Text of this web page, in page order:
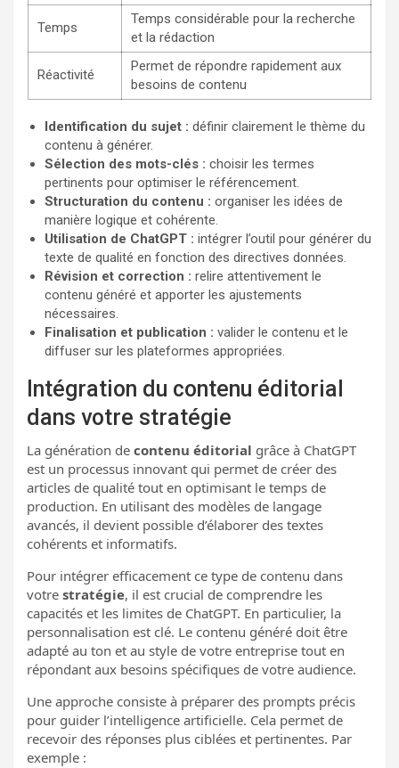
Temps
Temps considérable pour la recherche
et la rédaction
Réactivité
Permet de répondre rapidement aux
besoins de contenu
Identification du sujet : définir clairement le thème du
contenu à générer.
Sélection des mots-clés : choisir les termes
pertinents pour optimiser le référencement.
Structuration du contenu : organiser les idées de
manière logique et cohérente.
Utilisation de ChatGPT : intégrer l’outil pour générer du
texte de qualité en fonction des directives données.
Révision et correction : relire attentivement le
contenu généré et apporter les ajustements
nécessaires.
Finalisation et publication : valider le contenu et le
diffuser sur les plateformes appropriées.
Intégration du contenu éditorial
dans votre stratégie
La génération de contenu éditorial grâce à ChatGPT
est un processus innovant qui permet de créer des
articles de qualité tout en optimisant le temps de
production. En utilisant des modèles de langage
avancés, il devient possible d’élaborer des textes
cohérents et informatifs.
Pour intégrer efficacement ce type de contenu dans
votre stratégie, il est crucial de comprendre les
capacités et les limites de ChatGPT. En particulier, la
personnalisation est clé. Le contenu généré doit être
adapté au ton et au style de votre entreprise tout en
répondant aux besoins spécifiques de votre audience.
Une approche consiste à préparer des prompts précis
pour guider l’intelligence artificielle. Cela permet de
recevoir des réponses plus ciblées et pertinentes. Par
exemple :